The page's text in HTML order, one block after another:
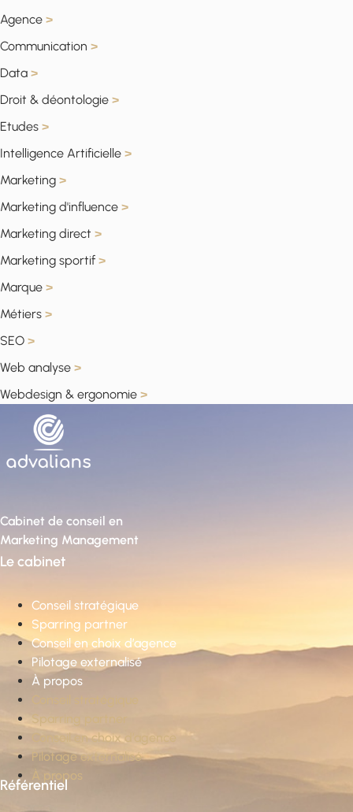
Agence >
Communication >
Data >
Droit & déontologie >
Etudes >
Intelligence Artificielle >
Marketing >
Marketing d'influence >
Marketing direct >
Marketing sportif >
Marque >
Métiers >
SEO >
Web analyse >
Webdesign & ergonomie >
Cabinet de conseil en
Marketing Management
Le cabinet
Conseil stratégique
Sparring partner
Conseil en choix d’agence
Pilotage externalisé
À propos
Conseil stratégique
Sparring partner
Conseil en choix d’agence
Pilotage externalisé
À propos
Référentiel